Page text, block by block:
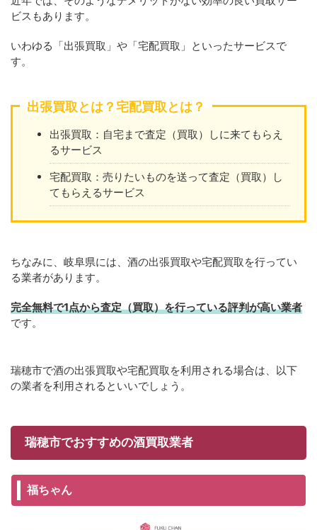
ビスもあります。
いわゆる「出張買取」や「宅配買取」といったサービスで
す。
出張買取とは？宅配買取とは？
出張買取：自宅まで査定（買取）しに来てもらえ
るサービス
宅配買取：売りたいものを送って査定（買取）し
てもらえるサービス
ちなみに、岐阜県には、酒の出張買取や宅配買取を行ってい
る業者があります。
完全無料で1点から査定（買取）を行っている評判が高い業者
です。
瑞穂市で酒の出張買取や宅配買取を利用される場合は、以下
の業者を利用されるといいでしょう。
瑞穂市でおすすめの酒買取業者
福ちゃん